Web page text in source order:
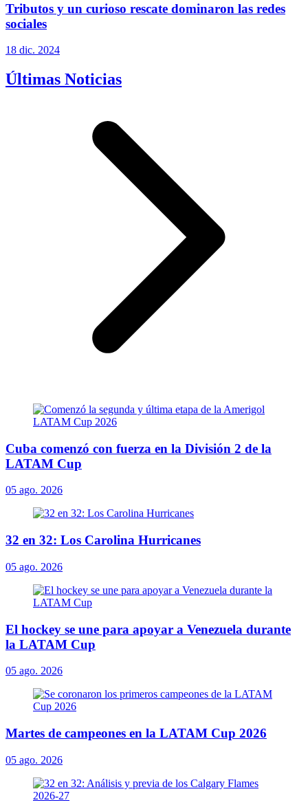
Tributos y un curioso rescate dominaron las redes
sociales
18 dic. 2024
Últimas Noticias
Cuba comenzó con fuerza en la División 2 de la
LATAM Cup
05 ago. 2026
32 en 32: Los Carolina Hurricanes
05 ago. 2026
El hockey se une para apoyar a Venezuela durante
la LATAM Cup
05 ago. 2026
Martes de campeones en la LATAM Cup 2026
05 ago. 2026